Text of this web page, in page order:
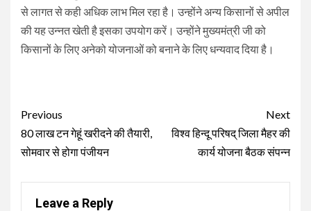
से लागत से कही अधिक लाभ मिल रहा है। उन्होंने अन्य किसानों से अपील
की यह उन्नत खेती है इसका उपयोग करें। उन्होंने मुख्यमंत्री जी को
किसानों के लिए अनेको योजनाओं को बनाने के लिए धन्यवाद दिया है।
Continue
Reading
Previous
80 लाख टन गेहूं खरीदने की तैयारी,
सोमवार से होगा पंजीयन
Next
विश्व हिन्दू परिषद् जिला मैहर की
कार्य योजना बैठक संपन्न
Leave a Reply